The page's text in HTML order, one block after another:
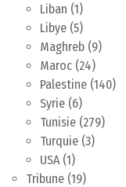
Liban (1)
Libye (5)
Maghreb (9)
Maroc (24)
Palestine (140)
Syrie (6)
Tunisie (279)
Turquie (3)
USA(1)
Tribune (19)